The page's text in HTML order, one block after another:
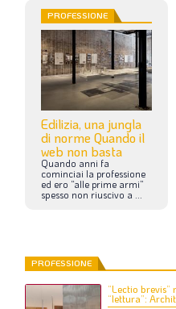
PROFESSIONE
Edilizia, una jungla
di norme Quando il
web non basta
Quando anni fa
cominciai la professione
ed ero “alle prime armi”
spesso non riuscivo a ...
PROFESSIONE
“Lectio
“lettura”: